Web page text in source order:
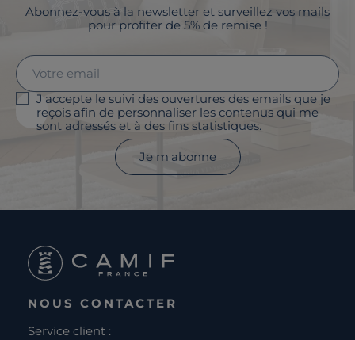
Abonnez-vous à la newsletter et surveillez vos mails
pour profiter de 5% de remise !
J'accepte le suivi des ouvertures des emails que je
reçois afin de personnaliser les contenus qui me
sont adressés et à des fins statistiques.
Je m'abonne
NOUS CONTACTER
Service client :